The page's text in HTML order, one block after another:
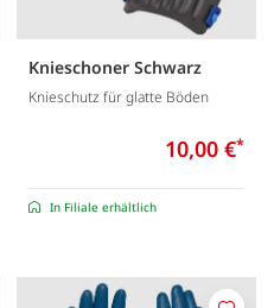
Knieschoner Schwarz
Knieschutz für glatte Böden
10,00 €*
In Filiale erhältlich